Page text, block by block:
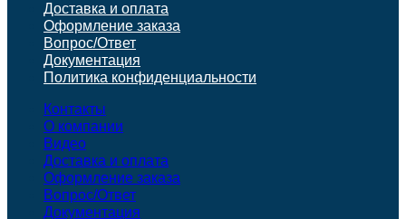
Доставка и оплата
Оформление заказа
Вопрос/Ответ
Документация
Политика конфиденциальности
Контакты
О компании
Видео
Доставка и оплата
Оформление заказа
Вопрос/Ответ
Документация